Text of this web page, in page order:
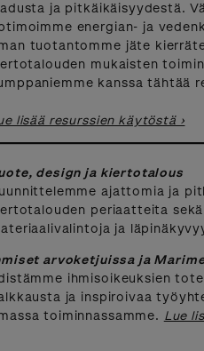
ja pitkäikäisyydestä.
energian- ja
tuotantomme jäte
mukaisten
kanssa tähtää
lisää resurssien käytöstä ›
design ja kiertotalous
ajattomia ja
periaatteita
ja
arvoketjuissa ja
ihmisoikeuksien
ja inspiroivaa
toiminnassamme. Lue